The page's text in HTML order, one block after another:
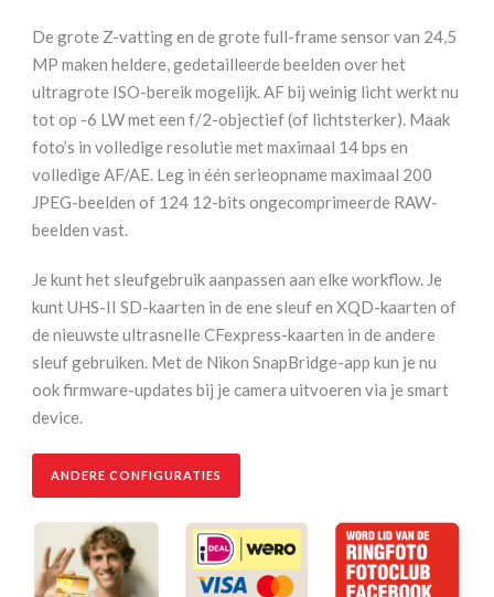
+
Z
24-
120
mm
S
aantal
De grote Z-vatting en de grote full-frame sensor van 24,5
MP maken heldere, gedetailleerde beelden over het
ultragrote ISO-bereik mogelijk. AF bij weinig licht werkt nu
tot op -6 LW met een f/2-objectief (of lichtsterker). Maak
foto’s in volledige resolutie met maximaal 14 bps en
volledige AF/AE. Leg in één serieopname maximaal 200
JPEG-beelden of 124 12-bits ongecomprimeerde RAW-
beelden vast.
Je kunt het sleufgebruik aanpassen aan elke workflow. Je
kunt UHS-II SD-kaarten in de ene sleuf en XQD-kaarten of
de nieuwste ultrasnelle CFexpress-kaarten in de andere
sleuf gebruiken. Met de Nikon SnapBridge-app kun je nu
ook firmware-updates bij je camera uitvoeren via je smart
device.
ANDERE CONFIGURATIES